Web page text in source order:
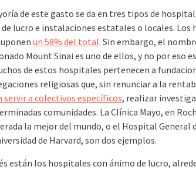
de este gasto se da en tres tipos de
lucro e instalaciones estatales o locales. Los
un 58% del total. Sin embargo, el
Mount Sinai es uno de ellos, y no por eso
de estos hospitales pertenecen a
religiosas que, sin renunciar a la
servir a colectivos específicos, realizar
comunidades. La Clínica Mayo, en
la mejor del mundo, o el Hospital General
de Harvard, son dos ejemplos.
están los hospitales con ánimo de lucro,